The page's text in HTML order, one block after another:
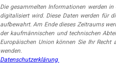
Die gesammelten Informationen werden in
digitalisiert wird. Diese Daten werden für
aufbewahrt. Am Ende dieses Zeitraums
der kaufmännischen und technischen
Europäischen Union können Sie Ihr
wenden.
Datenschutzerklärung